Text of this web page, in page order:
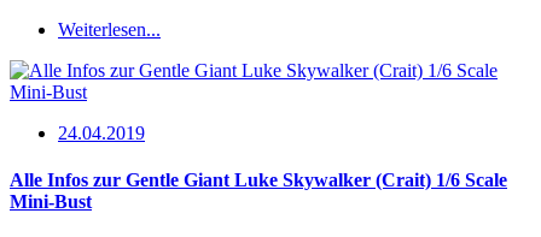
Weiterlesen...
24.04.2019
Alle Infos zur Gentle Giant Luke Skywalker (Crait) 1/6 Scale
Mini-Bust